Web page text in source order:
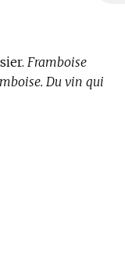
Framboise
Du vin qui